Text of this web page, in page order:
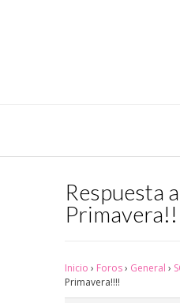
Respuesta
Inicio › Foros› General ›
Primavera!!!!